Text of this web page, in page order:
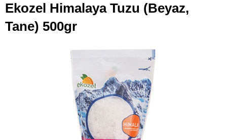
Ekozel Himalaya Tuzu (Beyaz,
Tane) 500gr